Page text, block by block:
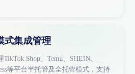
式集成管理
TikTok Shop、Temu、SHEIN、
等平台半托管及全托管模式，支持